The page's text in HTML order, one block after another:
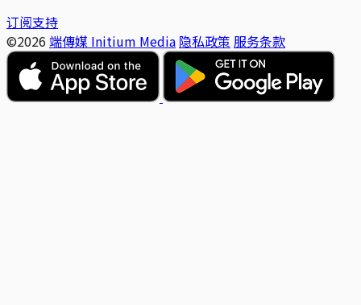
订阅支持
©2026 端傳媒 Initium Media 隐私政策 服务条款